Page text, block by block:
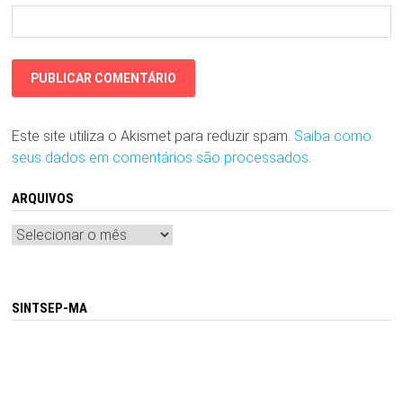
Este site utiliza o Akismet para reduzir spam. Saiba como
seus dados em comentários são processados.
ARQUIVOS
Arquivos
SINTSEP-MA